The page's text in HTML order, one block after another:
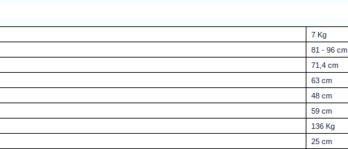
7 Kg
81 - 96 cm
71,4 cm
63 cm
48 cm
59 cm
136 Kg
25 cm